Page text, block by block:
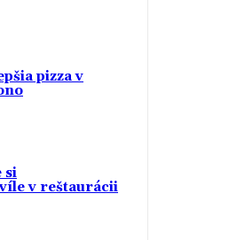
pizza v
si
v reštaurácii